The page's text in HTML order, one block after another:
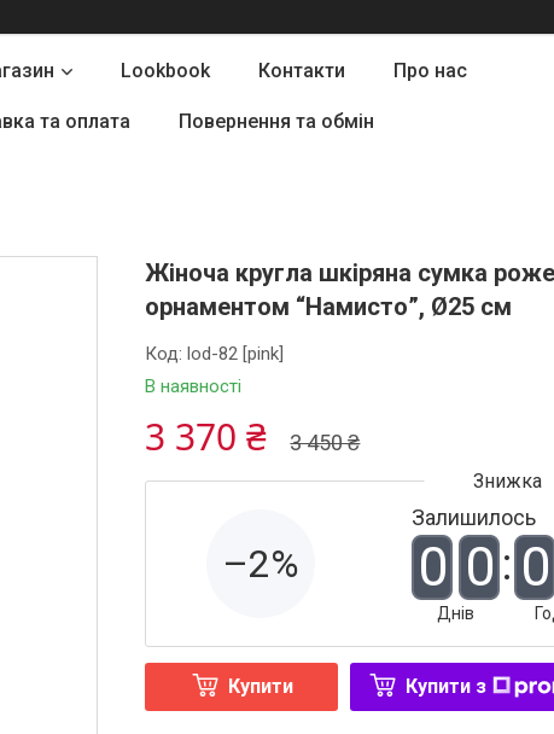
Lookbook Контакти Про нас
та оплата Повернення та обмін
Жіноча кругла шкіряна сумка
орнаментом “Намисто”, Ø25 см
В наявності
Код:lod-82 [pink]
3 450 ₴
3 370 ₴
–2%
Залишилось
0 0
Днів
0
Купити Купити з